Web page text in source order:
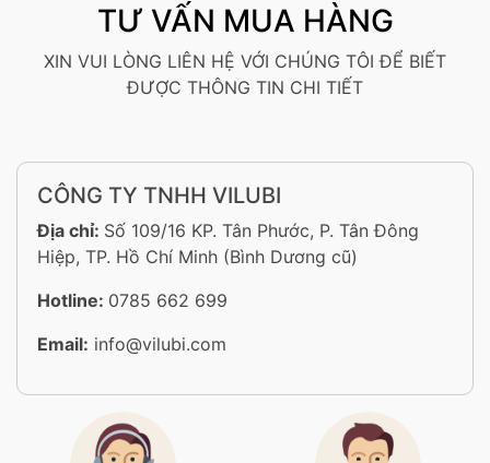
TƯ VẤN MUA HÀNG
XIN VUI LÒNG LIÊN HỆ VỚI CHÚNG TÔI ĐỂ BIẾT
ĐƯỢC THÔNG TIN CHI TIẾT
CÔNG TY TNHH VILUBI
Địa chỉ: Số 109/16 KP. Tân Phước, P. Tân Đông
Hiệp, TP. Hồ Chí Minh (Bình Dương cũ)
Hotline: 0785 662 699
Email: info@vilubi.com